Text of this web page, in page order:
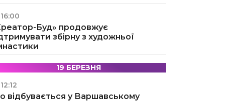
16:00
Буд» продовжує
збірну з художньої
19 БЕРЕЗНЯ
12:12
відбувається у Варшавському